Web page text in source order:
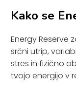
Kako se
Energy Reserve
srčni utrip,
stres in fizično
tvojo energijo v